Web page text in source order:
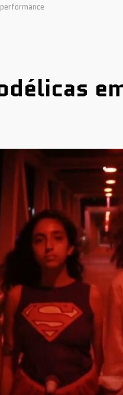
performance